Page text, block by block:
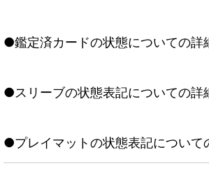
●鑑定済カードの状態についての詳
●スリーブの状態表記についての詳
●プレイマットの状態表記について